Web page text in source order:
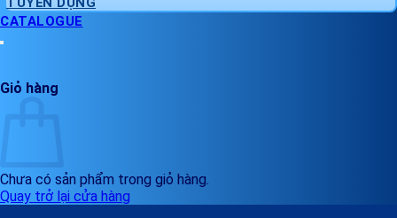
CATALOGUE
Giỏ hàng
Chưa có sản phẩm trong giỏ hàng.
Quay trở lại cửa hàng